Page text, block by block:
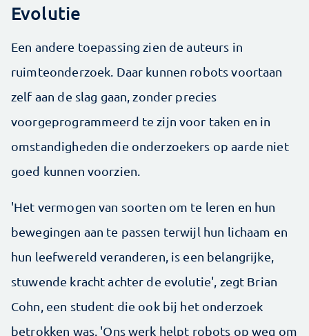
Evolutie
Een andere toepassing zien de auteurs in
ruimteonderzoek. Daar kunnen robots voortaan
zelf aan de slag gaan, zonder precies
voorgeprogrammeerd te zijn voor taken en in
omstandigheden die onderzoekers op aarde niet
goed kunnen voorzien.
'Het vermogen van soorten om te leren en hun
bewegingen aan te passen terwijl hun lichaam en
hun leefwereld veranderen, is een belangrijke,
stuwende kracht achter de evolutie', zegt Brian
Cohn, een student die ook bij het onderzoek
betrokken was. 'Ons werk helpt robots op weg om